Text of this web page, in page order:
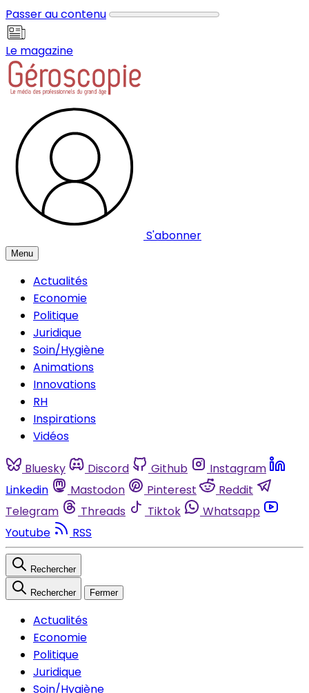
Passer au contenu
Le magazine
S'abonner
Menu
Actualités
Economie
Politique
Juridique
Soin/Hygiène
Animations
Innovations
RH
Inspirations
Vidéos
Bluesky Discord Github
Instagram
Linkedin
Mastodon Pinterest
Reddit
Telegram
Threads Tiktok
Whatsapp
Youtube
RSS
Rechercher
Rechercher Fermer
Actualités
Economie
Politique
Juridique
Soin/Hygiène
Panneau de gestion des cookies